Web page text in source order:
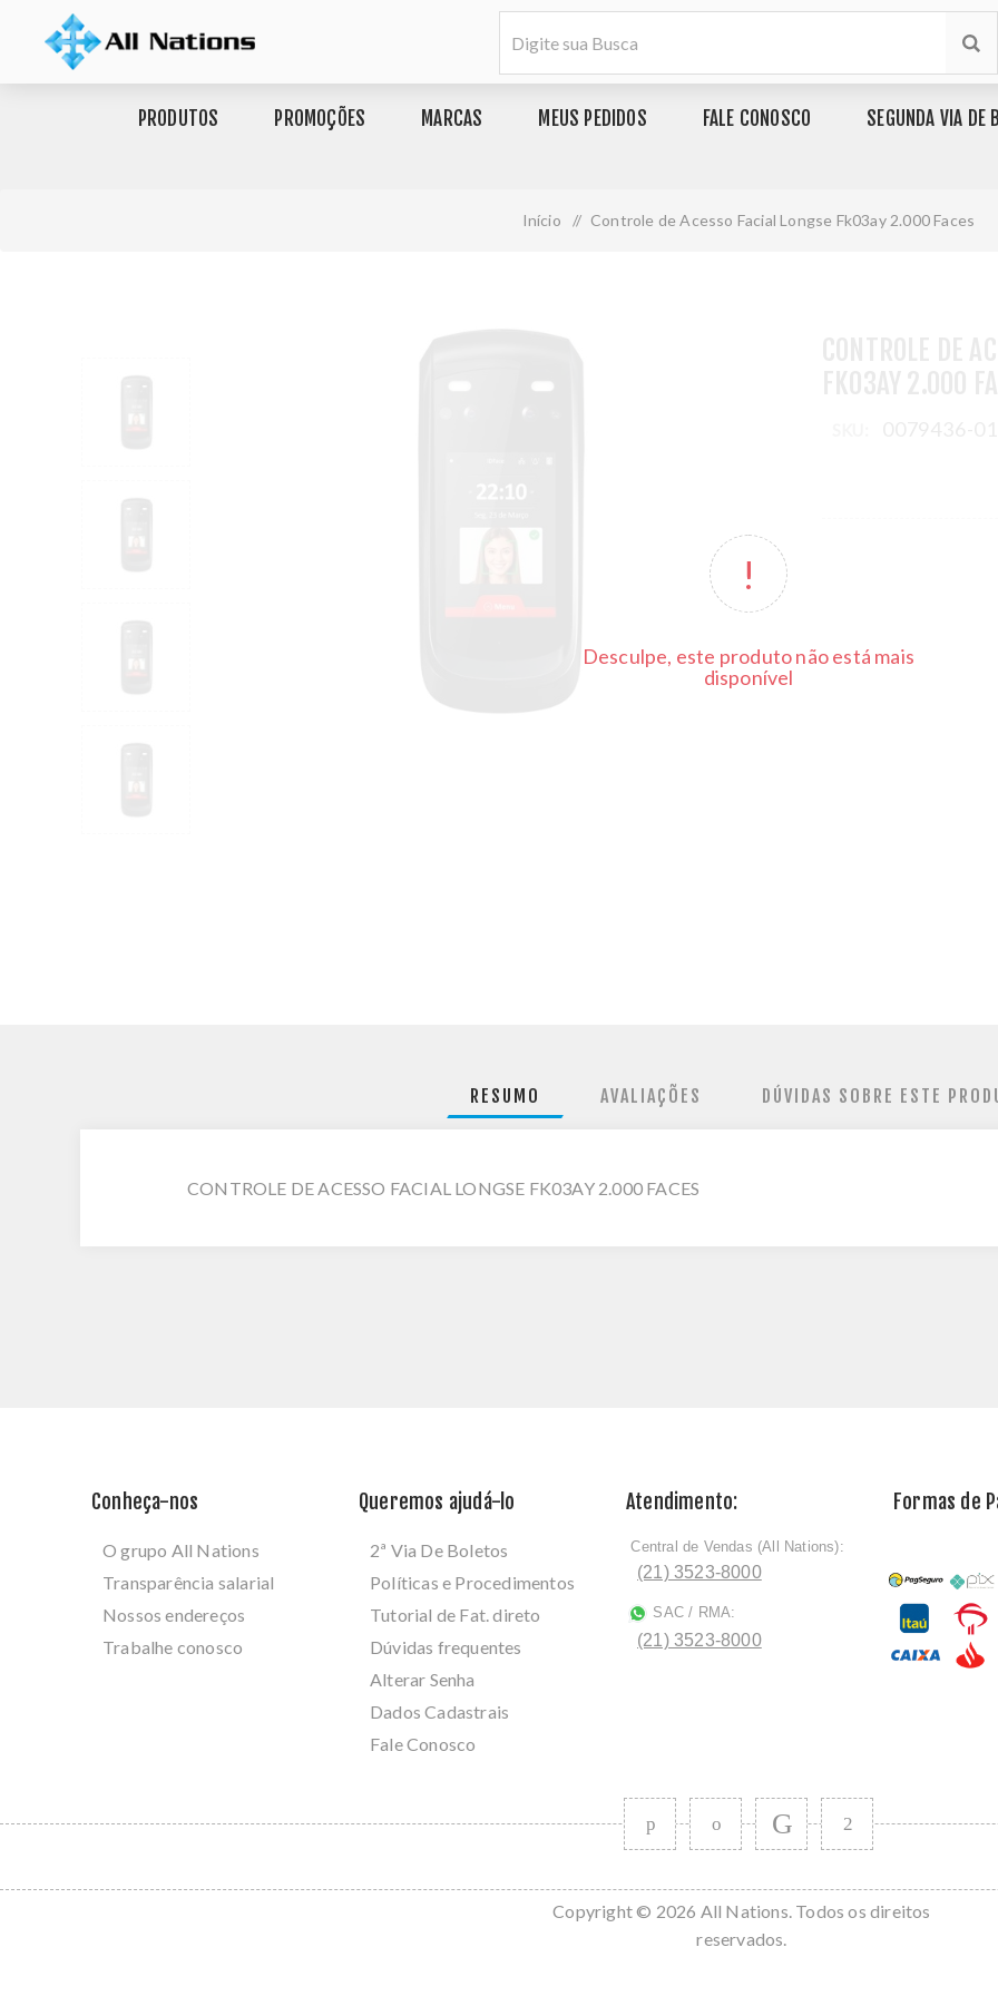
PRODUTOS PROMOÇÕES MARCAS MEUS PEDIDOS FALE CONOSCO SEGUNDA VIA DE
Início / Controle de Acesso Facial Longse Fk03ay 2.000 Faces
Desculpe, este produto não está mais
disponível
RESUMO AVALIAÇÕES DÚVIDAS SOBRE ESTE
CONTROLE DE ACESSO FACIAL LONGSE FK03AY 2.000 FACES
Conheça-nos
O grupo All Nations
Transparência salarial
Nossos endereços
Trabalhe conosco
Queremos ajudá-lo
2ª Via De Boletos
Políticas e Procedimentos
Tutorial de Fat. direto
Dúvidas frequentes
Alterar Senha
Dados Cadastrais
Fale Conosco
Atendimento:
ﾠCentral de Vendas (All Nations):
(21) 3523-8000
SAC / RMA:
(21) 3523-8000
Formas de
Copyright © 2026 All Nations. Todos os direitos
reservados.